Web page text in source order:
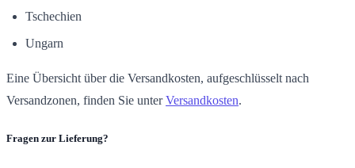
Tschechien
Ungarn
Eine Übersicht über die Versandkosten, aufgeschlüsselt nach
Versandzonen, finden Sie unterVersandkosten.
Fragen zur Lieferung?